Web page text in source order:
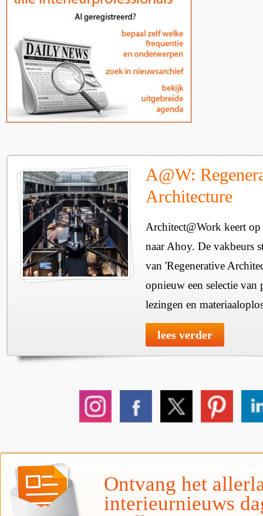
A@W:
Architecture
Architect@Work keert
naar Ahoy. De vakbeurs
van 'Regenerative
opnieuw een selectie van
lezingen en
lees verder
Ontvang het
interieurnieuws